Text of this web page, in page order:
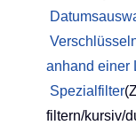
anhand einer
Spezialfilter
filtern/kursiv/